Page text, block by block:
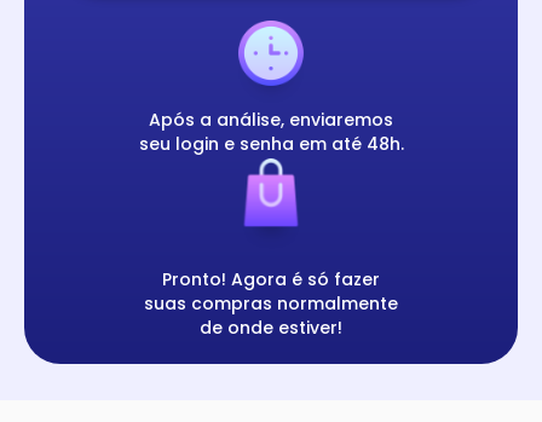
Após a análise, enviaremos
seu login e senha em até 48h.
Pronto! Agora é só fazer
suas compras normalmente
de onde estiver!